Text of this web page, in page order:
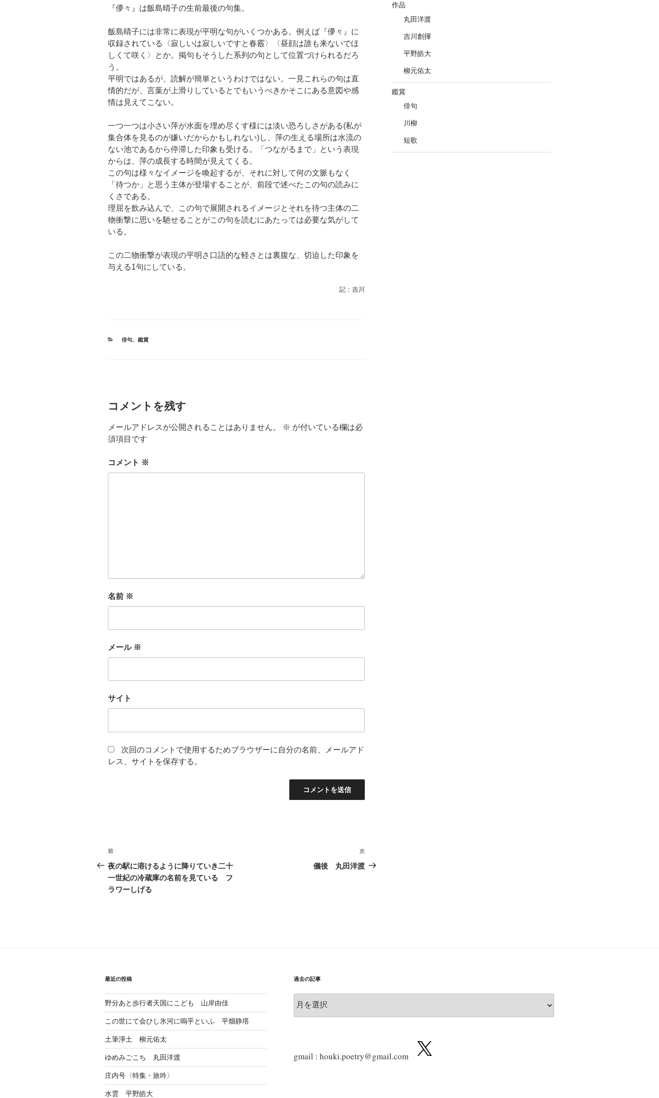
『儚々』は飯島晴子の生前最後の句集。
飯島晴子には非常に表現が平明な句がいくつかある。例えば『儚々』に
収録されている〈寂しいは寂しいですと春霰〉〈昼顔は誰も来ないでほ
しくて咲く〉とか。掲句もそうした系列の句として位置づけられるだろ
う。
平明ではあるが、読解が簡単というわけではない。一見これらの句は直
情的だが、言葉が上滑りしているとでもいうべきかそこにある意図や感
情は見えてこない。
一つ一つは小さい萍が水面を埋め尽くす様には淡い恐ろしさがある(私が
集合体を見るのが嫌いだからかもしれない)し、萍の生える場所は水流の
ない池であるから停滞した印象も受ける。「つながるまで」という表現
からは、萍の成長する時間が見えてくる。
この句は様々なイメージを喚起するが、それに対して何の文脈もなく
「待つか」と思う主体が登場することが、前段で述べたこの句の読みに
くさである。
理屈を飲み込んで、この句で展開されるイメージとそれを待つ主体の二
物衝撃に思いを馳せることがこの句を読むにあたっては必要な気がして
いる。
この二物衝撃が表現の平明さ口語的な軽さとは裏腹な、切迫した印象を
与える1句にしている。
記：吉川
カ
俳句、 鑑賞
コメントを残す
メールアドレスが公開されることはありません。 ※ が付いている欄は必
須項目です
コメント ※
名前 ※
メール ※
サイト
次回のコメントで使用するためブラウザーに自分の名前、メールアド
レス、サイトを保存する。
投
稿
ナ
前
の
投
稿
前
夜の駅に溶けるように降りていき二十
一世紀の冷蔵庫の名前を見ている フ
ラワーしげる
次
の
次
儀後 丸田洋渡
作品
丸田洋渡
吉川創揮
平野皓大
柳元佑太
鑑賞
俳句
川柳
短歌
最近の投稿
野分あと歩行者天国にこども 山岸由佳
この世にて会ひし氷河に嗚乎といふ 平畑静塔
土筆淨土 柳元佑太
ゆめみごこち 丸田洋渡
庄内号〈特集・旅吟〉
水雲 平野皓大
過去の記事
去
gmail : houki.poetry@gmail.com